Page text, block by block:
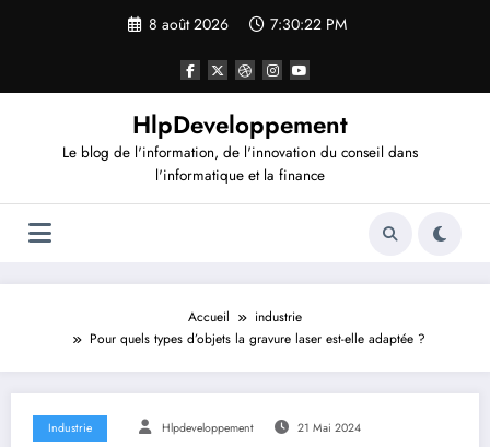
8 août 2026 7:30:22 PM
HlpDeveloppement
Le blog de l'information, de l'innovation du conseil dans
l'informatique et la finance
Accueil
industrie
Pour quels types d’objets la gravure laser est-elle adaptée ?
Industrie Hlpdeveloppement 21 Mai 2024